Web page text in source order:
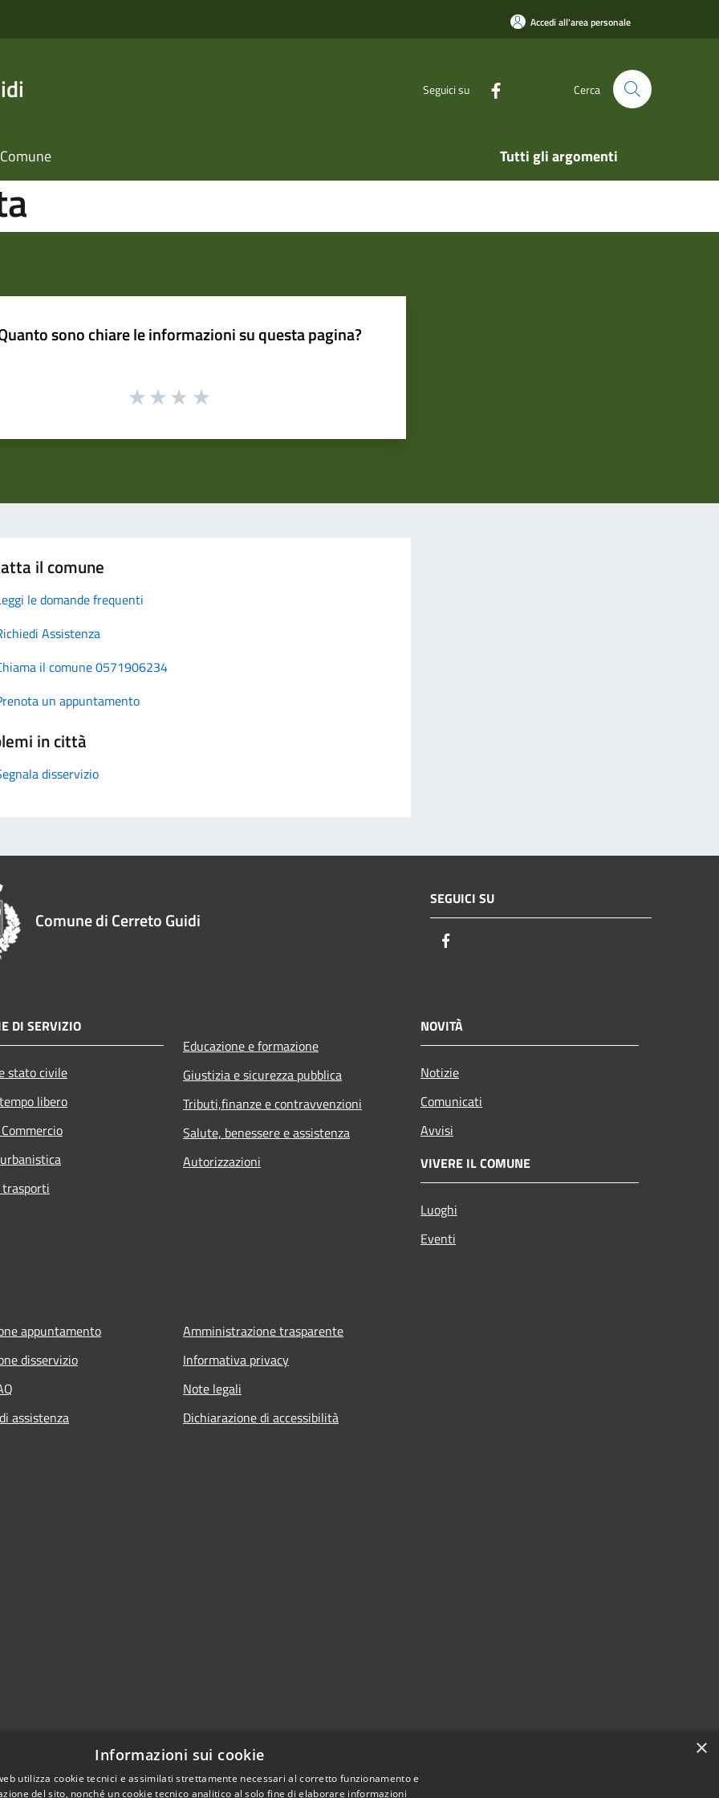
Accedi all'area personale
Seguici su Cerca
Tutti gli argomenti
sono chiare le informazioni su questa pagina?
il comune
le domande frequenti
Assistenza
il comune 0571906234
un appuntamento
in città
disservizio
Comune di Cerreto Guidi
SEGUICI SU
DI SERVIZIO
stato civile
libero
Educazione e formazione
Giustizia e sicurezza pubblica
Tributi,finanze e contravvenzioni
Salute, benessere e assistenza
Autorizzazioni
NOVITÀ
Notizie
Comunicati
Avvisi
VIVERE IL COMUNE
Luoghi
Eventi
appuntamento
disservizio
assistenza
Amministrazione trasparente
Informativa privacy
Note legali
Dichiarazione di accessibilità
×
Informazioni sui cookie
utilizza cookie tecnici e assimilati strettamente necessari al corretto funzionamento e
del sito, nonché un cookie tecnico analitico al solo fine di elaborare informazioni